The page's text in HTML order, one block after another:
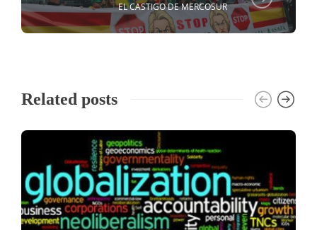
EL CASTIGO DE MERCOSUR
Related posts